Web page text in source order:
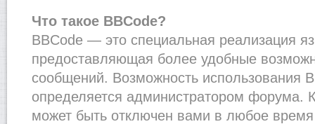
Что такое BBCode?
BBCode — это специальная реализация
предоставляющая более удобные
сообщений. Возможность использования
определяется администратором форума.
может быть отключен вами в любое